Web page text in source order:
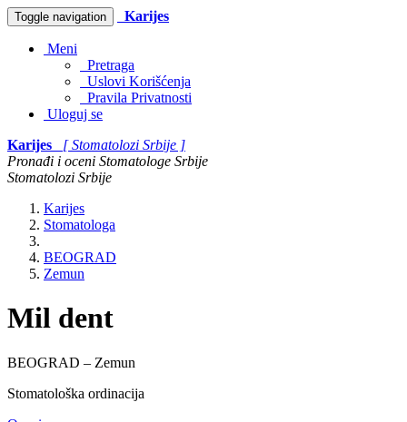
Toggle navigation Karijes
Meni
Pretraga
Uslovi Korišćenja
Pravila Privatnosti
Uloguj se
Karijes
[ Stomatolozi Srbije ]
Pronađi i oceni Stomatologe Srbije
Stomatolozi Srbije
Karijes
Stomatologa
BEOGRAD
Zemun
Mil dent
BEOGRAD – Zemun
Stomatološka ordinacija